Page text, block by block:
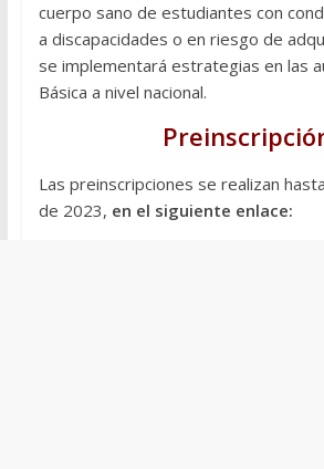
cuerpo sano de estudiantes con
a discapacidades o en riesgo de
se implementará estrategias en las
Básica a nivel nacional.
Las preinscripciones se realizan
de 2023, en el siguiente enlace: